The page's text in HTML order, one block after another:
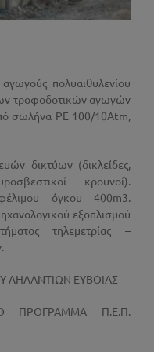
πολυαιθυλενίου
τροφοδοτικών αγωγών
σωλήνα ΡΕ 100/10Atm,
δικτύων (δικλείδες,
κρουνοί).
όγκου 400m3.
εξοπλισμού
τηλεμετρίας –
ΛΗΛΑΝΤΙΩΝ ΕΥΒΟΙΑΣ
ΠΡΟΓΡΑΜΜΑ Π.Ε.Π.